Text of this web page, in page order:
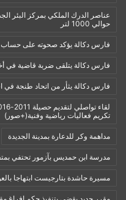
عناصر الدرك الملكي بمركز البئر
حوالي 1000 لتر
فارس دكالة يؤكد صحوته على حساب
فارس دكالة يتلقى ضربة قاضية في
فارس دكالة يثأر من اتحاد طنجة في
تكريم فعاليات رياضية وفنية(+صور)
مداهمة وكر للدعارة بمدينة الجديدة
مدرسة ابن حمديس بآزمور تحتفي
مسيرة حاشدة بتارجيست ابتهاجا